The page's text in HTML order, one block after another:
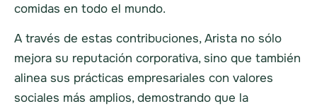
comidas en todo el mundo.
A través de estas contribuciones, Arista no sólo
mejora su reputación corporativa, sino que también
alinea sus prácticas empresariales con valores
sociales más amplios, demostrando que la